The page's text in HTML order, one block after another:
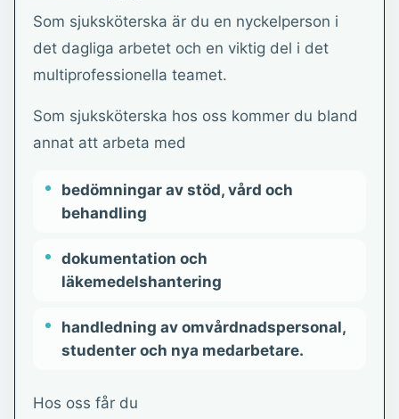
Som sjuksköterska är du en nyckelperson i
det dagliga arbetet och en viktig del i det
multiprofessionella teamet.
Som sjuksköterska hos oss kommer du bland
annat att arbeta med
bedömningar av stöd, vård och
behandling
dokumentation och
läkemedelshantering
handledning av omvårdnadspersonal,
studenter och nya medarbetare.
Hos oss får du